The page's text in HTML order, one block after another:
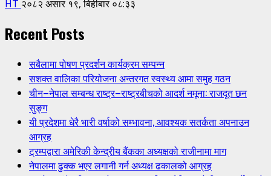
HT २०८२ असार १९, बिहीबार ०८:३३
Recent Posts
सबैलामा पोषण प्रदर्शन कार्यक्रम सम्पन्न
सशक्त वालिका परियोजना अन्तरगत स्वस्थ्य आमा समुह गठन
चीन–नेपाल सम्बन्ध राष्ट्र–राष्ट्रबीचको आदर्श नमूना: राजदूत छन
सुङ्ग
यी प्रदेशमा धेरै भारी वर्षाको सम्भावना, आवश्यक सतर्कता अपनाउन
आग्रह
ट्रम्पद्वारा अमेरिकी केन्द्रीय बैंकका अध्यक्षको राजीनामा माग
नेपालमा ढुक्क भएर लगानी गर्न अध्यक्ष ढकालको आग्रह